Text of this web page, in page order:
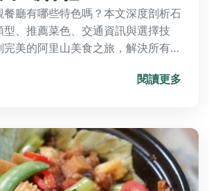
餐廳有哪些特色嗎？本文深度剖析石
型、推薦菜色、交通資訊與選擇技
美的阿里山美食之旅，解決所有常
閱讀更多